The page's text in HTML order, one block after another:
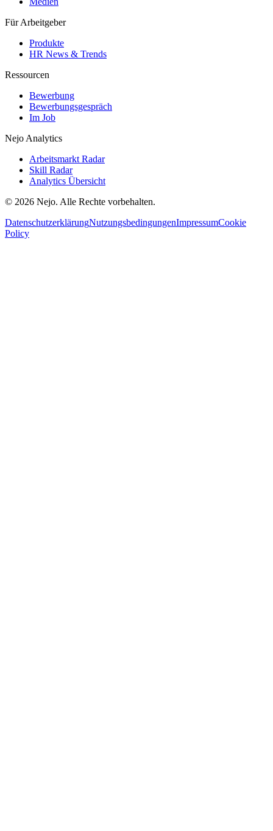
Für Arbeitgeber
Produkte
HR News & Trends
Ressourcen
Bewerbung
Bewerbungsgespräch
Im Job
Nejo Analytics
Arbeitsmarkt Radar
Skill Radar
Analytics Übersicht
© 2026 Nejo. Alle Rechte vorbehalten.
DatenschutzerklärungNutzungsbedingungenImpressumCookie
Policy